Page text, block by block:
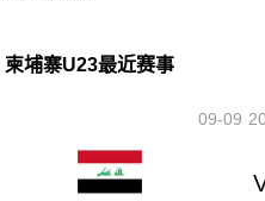
柬埔寨U23最近赛事
09-09